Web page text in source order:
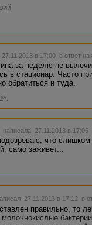
в 17:00 в ответ на
за неделю не
в стационар. Часто
обратиться и туда.
написала 27.11.2013 в 17:05
что
само заживет...
27.11.2013 в 17:12 в
правильно, то